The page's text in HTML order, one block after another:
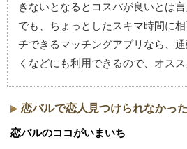
きないとなるとコスパが良いとは
でも、ちょっとしたスキマ時間に
チできるマッチングアプリなら、
くなどにも利用できるので、オスス
恋バルで恋人見つけられなかっ
恋バルのココがいまいち